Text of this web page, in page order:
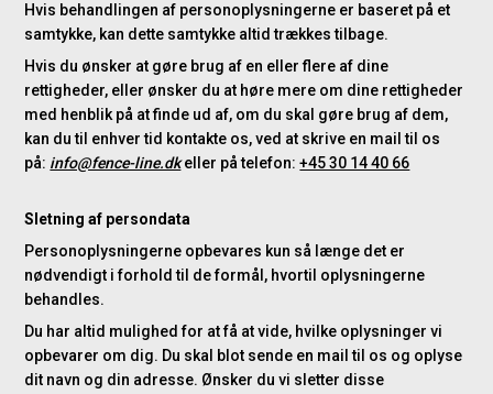
Hvis behandlingen af personoplysningerne er baseret på et
samtykke, kan dette samtykke altid trækkes tilbage.
Hvis du ønsker at gøre brug af en eller flere af dine
rettigheder, eller ønsker du at høre mere om dine rettigheder
med henblik på at finde ud af, om du skal gøre brug af dem,
kan du til enhver tid kontakte os, ved at skrive en mail til os
på: info@fence-line.dkeller på telefon:+45 30 14 40 66
Sletning af persondata
Personoplysningerne opbevares kun så længe det er
nødvendigt i forhold til de formål, hvortil oplysningerne
behandles.
Du har altid mulighed for at få at vide, hvilke oplysninger vi
opbevarer om dig. Du skal blot sende en mail til os og oplyse
dit navn og din adresse. Ønsker du vi sletter disse